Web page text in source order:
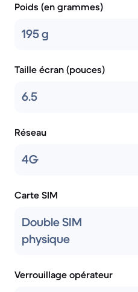
Poids (en grammes)
195 g
Taille écran (pouces)
6.5
Réseau
4G
Carte SIM
Double SIM
physique
Verrouillage opérateur